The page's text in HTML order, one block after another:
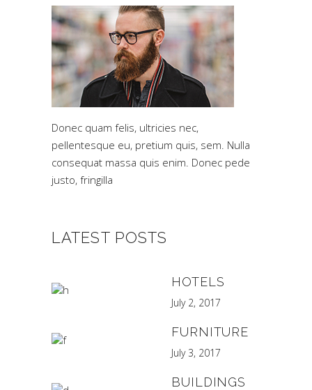
Donec quam felis, ultricies nec,
pellentesque eu, pretium quis, sem. Nulla
consequat massa quis enim. Donec pede
justo, fringilla
LATEST POSTS
HOTELS
July 2, 2017
FURNITURE
July 3, 2017
BUILDINGS